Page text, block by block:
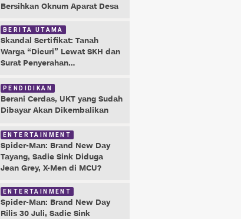
Bersihkan Oknum Aparat Desa
BERITA UTAMA
Skandal Sertifikat: Tanah
Warga “Dicuri” Lewat SKH dan
Surat Penyerahan
PENDIDIKAN
Berani Cerdas, UKT yang Sudah
Dibayar Akan Dikembalikan
ENTERTAINMENT
Spider-Man: Brand New Day
Tayang, Sadie Sink Diduga
Jean Grey, X-Men di MCU?
ENTERTAINMENT
Spider-Man: Brand New Day
Rilis 30 Juli, Sadie Sink